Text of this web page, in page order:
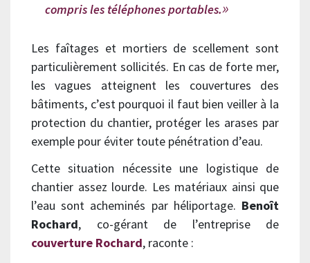
compris les téléphones portables.
Les faîtages et mortiers de scellement sont
particulièrement sollicités. En cas de forte mer,
les vagues atteignent les couvertures des
bâtiments, c’est pourquoi il faut bien veiller à la
protection du chantier, protéger les arases par
exemple pour éviter toute pénétration d’eau.
Cette situation nécessite une logistique de
chantier assez lourde. Les matériaux ainsi que
l’eau sont acheminés par héliportage. Benoît
Rochard, co-gérant de l’entreprise de
couverture Rochard, raconte :